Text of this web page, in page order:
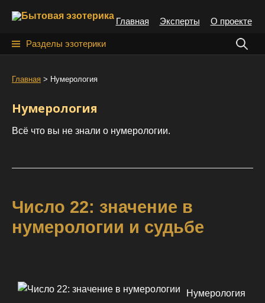
Главная Эксперты О проекте
Разделы эзотерики
Н
Главная > Нумерология
Нумерология
Всё что вы не знали о нумерологии.
Число 22: значение в
нумерологии и судьбе
Нумерология